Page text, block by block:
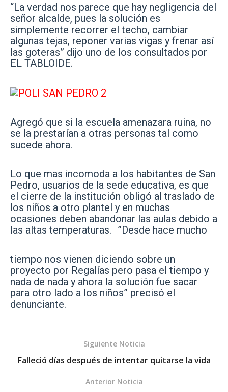
“La verdad nos parece que hay negligencia del
señor alcalde, pues la solución es
simplemente recorrer el techo, cambiar
algunas tejas, reponer varias vigas y frenar así
las goteras” dijo uno de los consultados por
EL TABLOIDE.
Agregó que si la escuela amenazara ruina, no
se la prestarían a otras personas tal como
sucede ahora.
Lo que mas incomoda a los habitantes de San
Pedro, usuarios de la sede educativa, es que
el cierre de la institución obligó al traslado de
los niños a otro plantel y en muchas
ocasiones deben abandonar las aulas debido a
las altas temperaturas. ”Desde hace mucho
tiempo nos vienen diciendo sobre un
proyecto por Regalías pero pasa el tiempo y
nada de nada y ahora la solución fue sacar
para otro lado a los niños” precisó el
denunciante.
Siguiente Noticia
Falleció días después de intentar quitarse la vida
Anterior Noticia